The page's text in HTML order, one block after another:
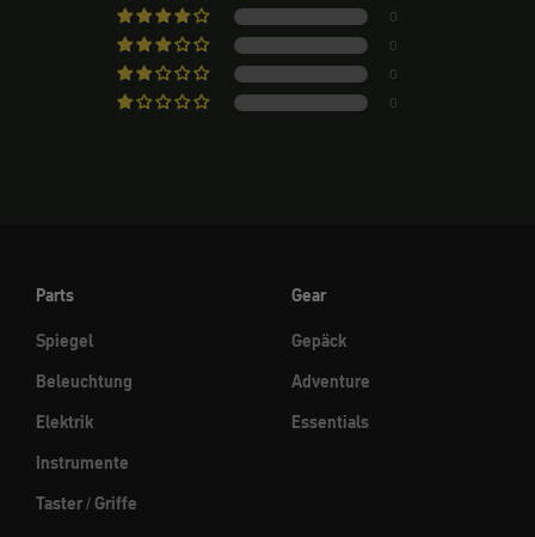
0
0
0
0
Parts
Spiegel
Beleuchtung
Elektrik
Instrumente
Taster / Griffe
Gear
Gepäck
Adventure
Essentials